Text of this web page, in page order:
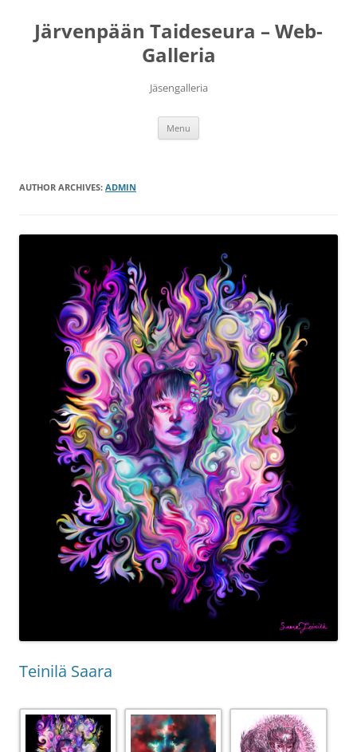
Järvenpään Taideseura – Web-
Galleria
Jäsengalleria
Menu
AUTHOR ARCHIVES: ADMIN
Teinilä Saara